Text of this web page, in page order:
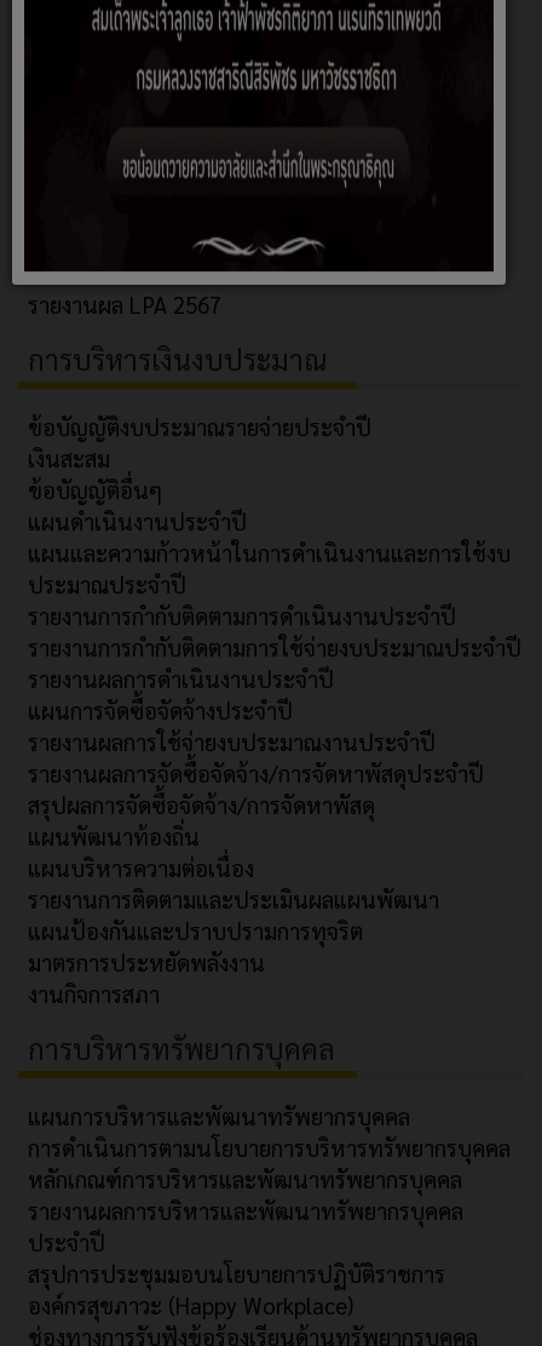
กองช่าง
หน่วยตรวจสอบภายใน
ประวัติความเป็นมา
วิสัยทัศน์/พันธกิจ
สรุปอำนาจหน้าที่
นโยบายการบริหารงาน
สภาพและข้อมูลพื้นฐาน
ITA 2568
รายงานผล LPA 2567
การบริหารเงินงบประมาณ
ข้อบัญญัติงบประมาณรายจ่ายประจำปี
เงินสะสม
ข้อบัญญัติอื่นๆ
แผนดำเนินงานประจำปี
แผนและความก้าวหน้าในการดำเนินงานและการใช้งบ
ประมาณประจำปี
รายงานการกำกับติดตามการดำเนินงานประจำปี
รายงานการกำกับติดตามการใช้จ่ายงบประมาณประจำปี
รายงานผลการดำเนินงานประจำปี
แผนการจัดซื้อจัดจ้างประจำปี
รายงานผลการใช้จ่ายงบประมาณงานประจำปี
รายงานผลการจัดซื้อจัดจ้าง/การจัดหาพัสดุประจำปี
สรุปผลการจัดซื้อจัดจ้าง/การจัดหาพัสดุ
แผนพัฒนาท้องถิ่น
แผนบริหารความต่อเนื่อง
รายงานการติดตามและประเมินผลแผนพัฒนา
แผนป้องกันและปราบปรามการทุจริต
มาตรการประหยัดพลังงาน
งานกิจการสภา
การบริหารทรัพยากรบุคคล
แผนการบริหารและพัฒนาทรัพยากรบุคคล
การดำเนินการตามนโยบายการบริหารทรัพยากรบุคคล
หลักเกณฑ์การบริหารและพัฒนาทรัพยากรบุคคล
รายงานผลการบริหารและพัฒนาทรัพยากรบุคคล
ประจำปี
สรุปการประชุมมอบนโยบายการปฏิบัติราชการ
องค์กรสุขภาวะ (Happy Workplace)
ช่องทางการรับฟังข้อร้องเรียนด้านทรัพยากรบุคคล